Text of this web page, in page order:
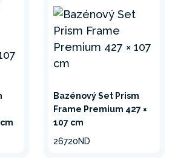
Bazénový Set Prism
Frame Premium 427 ×
107 cm
26720ND